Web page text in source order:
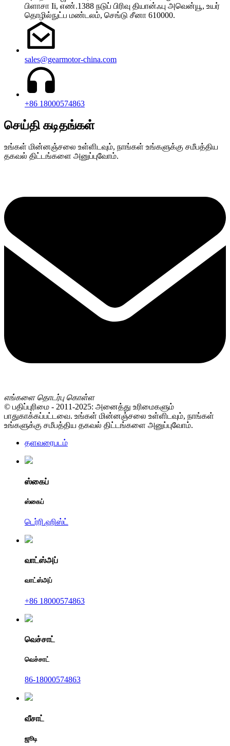
பிளாசா Ii, எண்.1388 நடுப் பிரிவு தியான்ஃபு அவென்யூ, உயர்
தொழில்நுட்ப மண்டலம், செங்டு சீனா 610000.
sales@gearmotor-china.com
+86 18000574863
செய்தி கடிதங்கள்
உங்கள் மின்னஞ்சலை உள்ளிடவும், நாங்கள் உங்களுக்கு சமீபத்திய
தகவல் திட்டங்களை அனுப்புவோம்.
எங்களை தொடர்பு கொள்ள
© பதிப்புரிமை - 2011-2025: அனைத்து உரிமைகளும்
பாதுகாக்கப்பட்டவை. உங்கள் மின்னஞ்சலை உள்ளிடவும், நாங்கள்
உங்களுக்கு சமீபத்திய தகவல் திட்டங்களை அனுப்புவோம்.
தளவரைபடம்
ஸ்கைப்
ஸ்கைப்
டெர்ரி.ஹிஸ்ட்
வாட்ஸ்அப்
வாட்ஸ்அப்
+86 18000574863
வெச்சாட்
வெச்சாட்
86-18000574863
வீசாட்
ஜூடி